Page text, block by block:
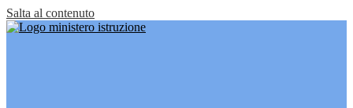
Salta al contenuto